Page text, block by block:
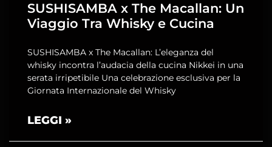
SUSHISAMBA x The Macallan: Un
Viaggio Tra Whisky e Cucina
SUSHISAMBA x The Macallan: L’eleganza del
whisky incontra l’audacia della cucina Nikkei in una
serata irripetibile Una celebrazione esclusiva per la
Giornata Internazionale del Whisky
LEGGI »